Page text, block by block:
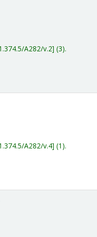
A282/v.2 (3).
A282/v.4 (1).